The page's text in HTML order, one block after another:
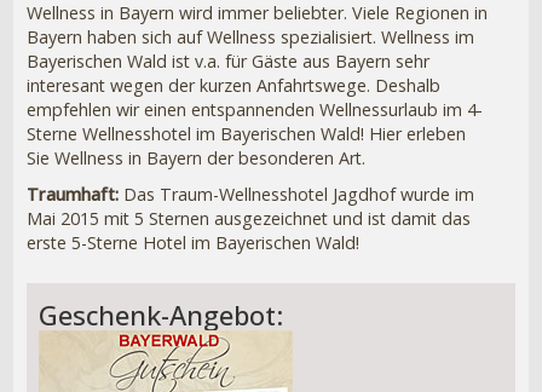
Wellness in Bayern wird immer beliebter. Viele Regionen in
Bayern haben sich auf Wellness spezialisiert. Wellness im
Bayerischen Wald ist v.a. für Gäste aus Bayern sehr
interesant wegen der kurzen Anfahrtswege. Deshalb
empfehlen wir einen entspannenden Wellnessurlaub im 4-
Sterne Wellnesshotel im Bayerischen Wald! Hier erleben
Sie Wellness in Bayern der besonderen Art.
Traumhaft:Das Traum-Wellnesshotel Jagdhof wurde im
Mai 2015 mit 5 Sternen ausgezeichnet und ist damit das
erste 5-Sterne Hotel im Bayerischen Wald!
Geschenk-Angebot: